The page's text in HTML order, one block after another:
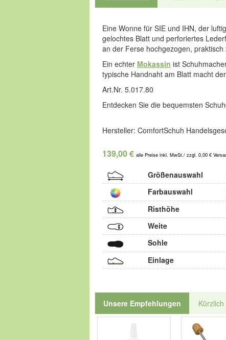
Eine Wonne für SIE und IHN, der
gelochtes Blatt und perforiertes
an der Ferse hochgezogen,
Ein echter Mokassin ist
typische Handnaht am Blatt macht
Art.Nr. 5.017.80
Entdecken Sie die bequemsten
Hersteller: ComfortSchuh
139,00 € alle Preise inkl. MwSt./ zzgl. 0,00 €
Größenauswahl
Farbauswahl
Risthöhe
Weite
Sohle
Einlage
Unsere Empfehlungen